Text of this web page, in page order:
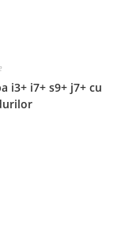
i3+ i7+ s9+ j7+ cu